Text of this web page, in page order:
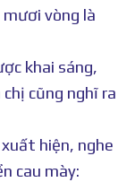
vòng là
khai sáng,
cũng nghĩ ra
hiện, nghe
cau mày: